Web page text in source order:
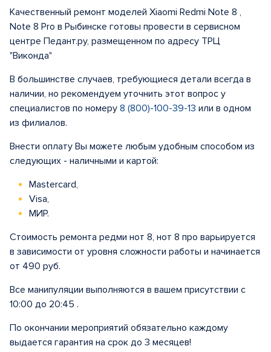
Качественный ремонт моделей Xiaomi Redmi Note 8 ,
Note 8 Pro в Рыбинске готовы провести в сервисном
центре Педант.ру, размещенном по адресу ТРЦ
"Виконда"
В большинстве случаев, требующиеся детали всегда в
наличии, но рекомендуем уточнить этот вопрос у
специалистов по номеру 8 (800)-100-39-13 или в одном
из филиалов.
Внести оплату Вы можете любым удобным способом из
следующих - наличными и картой:
Mastercard,
Visa,
МИР.
Стоимость ремонта редми нот 8, нот 8 про варьируется
в зависимости от уровня сложности работы и начинается
от 490 руб.
Все манипуляции выполняются в вашем присутствии с
10:00 до 20:45 .
По окончании мероприятий обязательно каждому
выдается гарантия на срок до 3 месяцев!